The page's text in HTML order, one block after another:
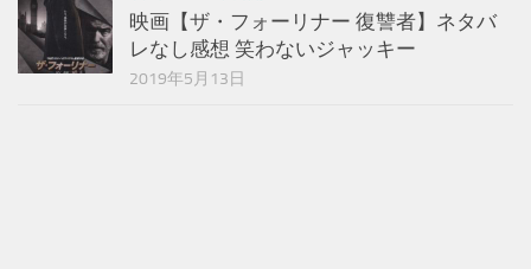
映画【ザ・フォーリナー 復讐者】ネタバ
レなし感想 笑わないジャッキー
2019年5月13日